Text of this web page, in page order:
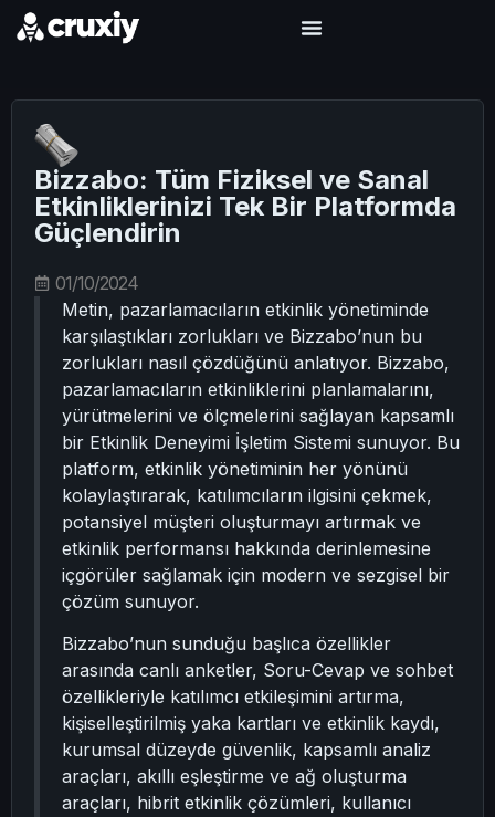
Bizzabo: Tüm Fiziksel ve Sanal
Etkinliklerinizi Tek Bir Platformda
Güçlendirin
01/10/2024
Metin, pazarlamacıların etkinlik yönetiminde
karşılaştıkları zorlukları ve Bizzabo’nun bu
zorlukları nasıl çözdüğünü anlatıyor. Bizzabo,
pazarlamacıların etkinliklerini planlamalarını,
yürütmelerini ve ölçmelerini sağlayan kapsamlı
bir Etkinlik Deneyimi İşletim Sistemi sunuyor. Bu
platform, etkinlik yönetiminin her yönünü
kolaylaştırarak, katılımcıların ilgisini çekmek,
potansiyel müşteri oluşturmayı artırmak ve
etkinlik performansı hakkında derinlemesine
içgörüler sağlamak için modern ve sezgisel bir
çözüm sunuyor.
Bizzabo’nun sunduğu başlıca özellikler
arasında canlı anketler, Soru-Cevap ve sohbet
özellikleriyle katılımcı etkileşimini artırma,
kişiselleştirilmiş yaka kartları ve etkinlik kaydı,
kurumsal düzeyde güvenlik, kapsamlı analiz
araçları, akıllı eşleştirme ve ağ oluşturma
araçları, hibrit etkinlik çözümleri, kullanıcı